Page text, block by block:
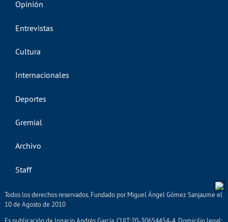
Opinión
Entrevistas
Cultura
Internacionales
Deportes
Gremial
Archivo
Staff
Todos los derechos reservados. Fundado por Miguel Ángel Gómez Sanjaume el
10 de Agosto de 2010
Es publicación de Ignacio Andrés García. CUIT:20-30654454-4. Domicilio legal: